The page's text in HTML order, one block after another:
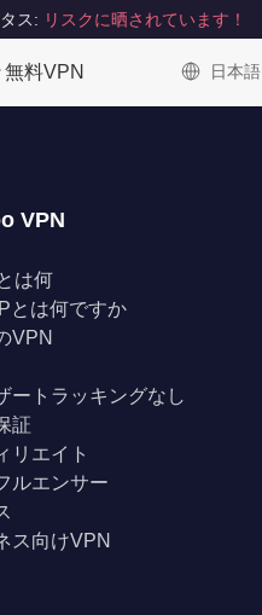
ス: リスクに晒されています！
無料VPN 日本語
VPN
は何
とは何ですか
VPN
ートラッキングなし
証
リエイト
ルエンサー
ス向けVPN